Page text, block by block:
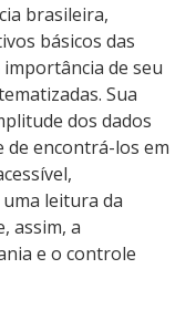
brasileira,
básicos das
de seu
Sua
dos dados
de encontrá-los em
leitura da
assim, a
e o controle